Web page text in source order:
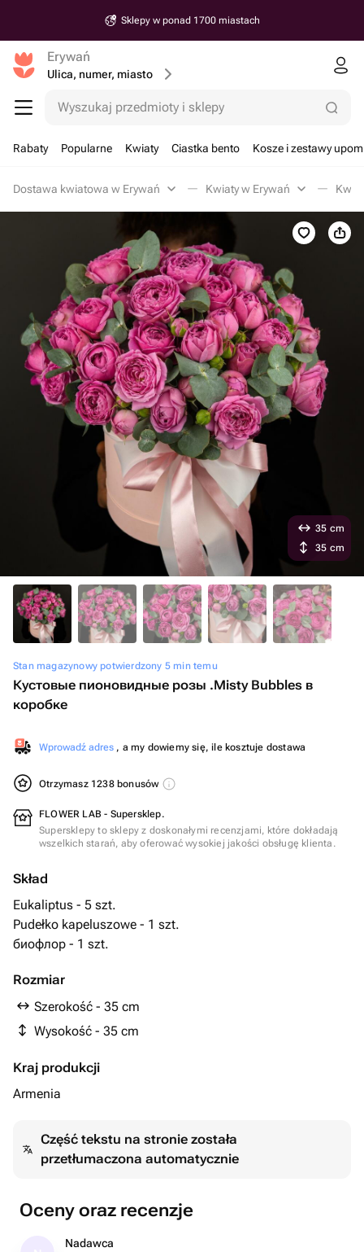
Sklepy w ponad 1700 miastach
Erywań
Ulica, numer, miasto
Wyszukaj przedmioty i sklepy
Rabaty Popularne Kwiaty Ciastka bento Kosze i zestawy
Dostawa kwiatowa w Erywań Kwiaty w Erywań
Stan magazynowy potwierdzony 5 min temu
Кустовые пионовидные розы .Misty Bubbles в
коробке
Wprowadź adres , a my dowiemy się, ile kosztuje dostawa
Otrzymasz 1238 bonusów
FLOWER LAB - Supersklep.
Supersklepy to sklepy z doskonałymi recenzjami, które dokładają
wszelkich starań, aby oferować wysokiej jakości obsługę klienta.
Skład
Eukaliptus - 5 szt.
Pudełko kapeluszowe - 1 szt.
биофлор - 1 szt.
Rozmiar
Szerokość - 35 cm
Wysokość - 35 cm
Kraj produkcji
Armenia
35 cm
35 cm
Część tekstu na stronie została
przetłumaczona automatycznie
Oceny oraz recenzje
Nadawca